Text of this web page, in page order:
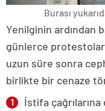
Burası
Yenilginin ardından
günlerce protestolar
uzun süre sonra
birlikte bir cenaze
İstifa